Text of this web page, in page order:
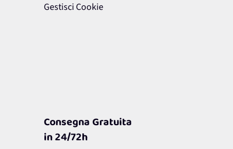
Gestisci Cookie
Consegna Gratuita
in 24/72h